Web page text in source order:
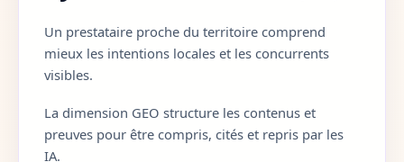
Drome
Eure
Eure-et-Loir
Finistere
Un prestataire proche du territoire comprend
mieux les intentions locales et les concurrents
visibles.
La dimension GEO structure les contenus et
preuves pour être compris, cités et repris par les
IA.